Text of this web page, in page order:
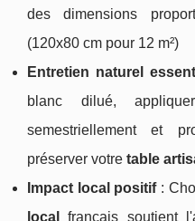
des dimensions
(120x80 cm pour 12 m²)
Entretien naturel
blanc dilué,
semestriellement et
préserver votre table
Impact local positif:
local
français soutient